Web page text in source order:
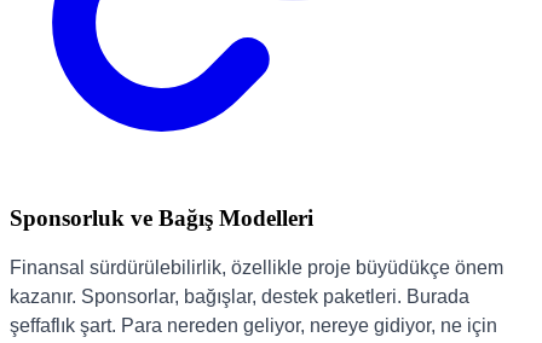
Sponsorluk ve Bağış Modelleri
Finansal sürdürülebilirlik, özellikle proje büyüdükçe önem
kazanır. Sponsorlar, bağışlar, destek paketleri. Burada
şeffaflık şart. Para nereden geliyor, nereye gidiyor, ne için